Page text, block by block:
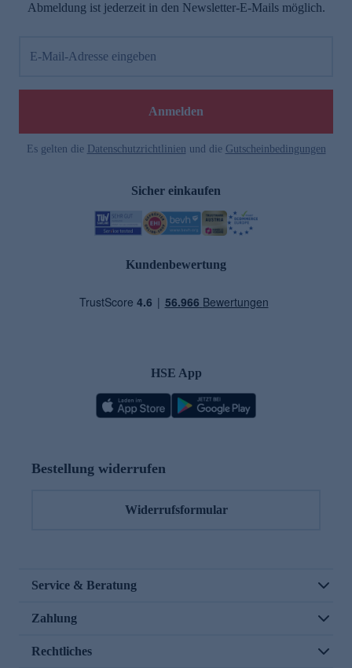
Abmeldung ist jederzeit in den Newsletter-E-Mails möglich.
E-Mail-Adresse eingeben
Anmelden
Es gelten die Datenschutzrichtlinien und die Gutscheinbedingungen
Sicher einkaufen
Kundenbewertung
HSE App
Bestellung widerrufen
Widerrufsformular
Service & Beratung
Zahlung
Rechtliches